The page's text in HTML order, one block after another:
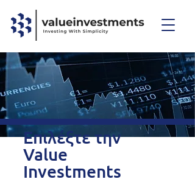
Επιλέξτε την
Value
Investments